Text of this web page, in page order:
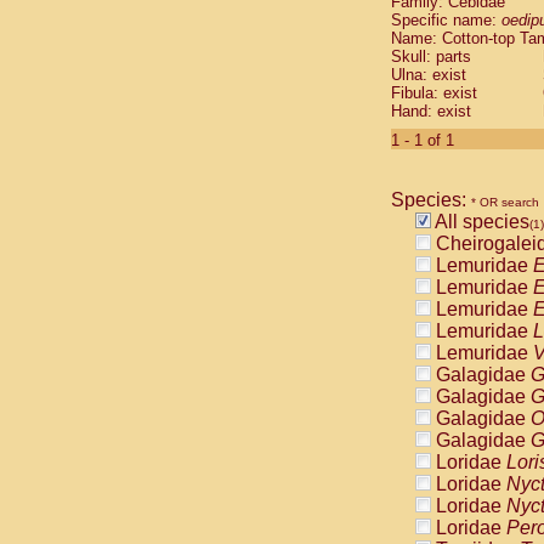
Cebidae
Cebidae
Cebidae
Cebidae
Cebidae
Cebidae
Cebidae
Cebidae
Cebidae
Cebidae
Cebidae
Cebidae
Atelidae
Atelidae
Atelidae
Atelidae
Atelidae
Atelidae
Atelidae
Atelidae
Atelidae
Atelidae
Pitheciidae
Specific name:
Name: Cotton-top
Skull: parts
Ulna: exist
Fibula: exist
Hand: exist
1 - 1 of 1
Species: * OR search
All species(1)
Lemuridae
Lemuridae
Lemuridae
Lemuridae
Lemuridae
Galagidae
Galagidae
Galagidae
Galagidae
Loridae
Loridae
Loridae
Loridae